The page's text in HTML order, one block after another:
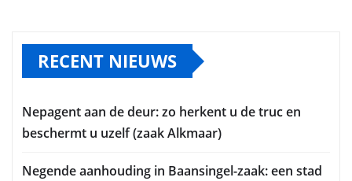
RECENT NIEUWS
Nepagent aan de deur: zo herkent u de truc en
beschermt u uzelf (zaak Alkmaar)
Negende aanhouding in Baansingel-zaak: een stad